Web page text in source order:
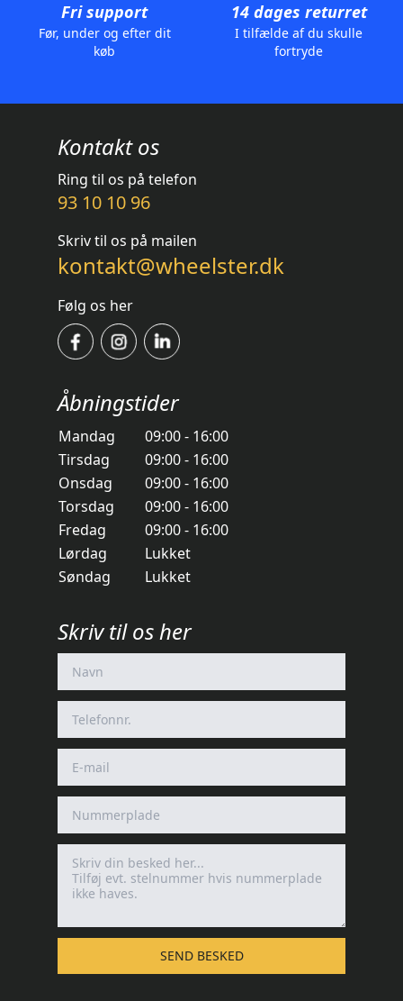
Fri support
Før, under og efter dit
køb
14 dages returret
I tilfælde af du skulle
fortryde
Kontakt os
Ring til os på telefon
93 10 10 96
Skriv til os på mailen
kontakt@wheelster.dk
Følg os her
Åbningstider
Mandag
09:00 - 16:00
Tirsdag
09:00 - 16:00
Onsdag
09:00 - 16:00
Torsdag
09:00 - 16:00
Fredag
09:00 - 16:00
Lørdag
Lukket
Søndag
Lukket
Skriv til os her
SEND BESKED